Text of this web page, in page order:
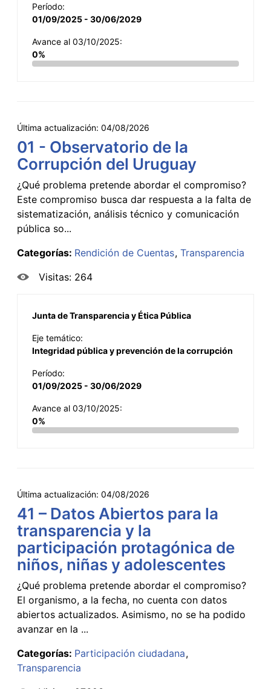
Período:
01/09/2025 - 30/06/2029
Avance al 03/10/2025:
0%
Última actualización: 04/08/2026
01 - Observatorio de la
Corrupción del Uruguay
¿Qué problema pretende abordar el compromiso?
Este compromiso busca dar respuesta a la falta de
sistematización, análisis técnico y comunicación
pública so...
Categorías: Rendición de Cuentas Transparencia
Visitas: 264
Junta de Transparencia y Ética Pública
Eje temático:
Integridad pública y prevención de la corrupción
Período:
01/09/2025 - 30/06/2029
Avance al 03/10/2025:
0%
Última actualización: 04/08/2026
41 – Datos Abiertos para la
transparencia y la
participación protagónica de
niños, niñas y adolescentes
¿Qué problema pretende abordar el compromiso?
El organismo, a la fecha, no cuenta con datos
abiertos actualizados. Asimismo, no se ha podido
avanzar en la ...
Categorías: Participación ciudadana
Transparencia